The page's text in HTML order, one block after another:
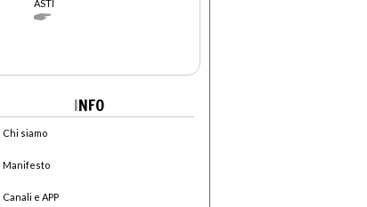
ASTI
INFO
Chi siamo
Manifesto
Canali e APP